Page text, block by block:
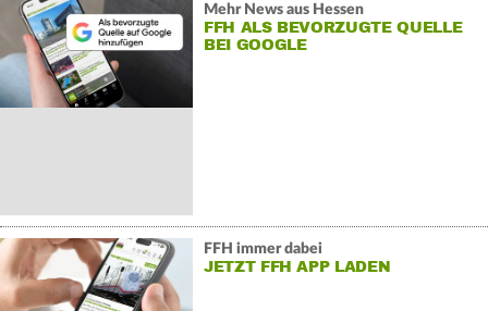
Mehr News aus Hessen
FFH ALS BEVORZUGTE QUELLE
BEI GOOGLE
FFH immer dabei
JETZT FFH APP LADEN